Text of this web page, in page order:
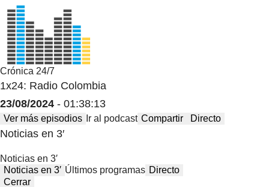
Crónica 24/7
1x24: Radio Colombia
23/08/2024 - 01:38:13
Ver más episodios Ir al podcast Compartir Directo
Noticias en 3′
Noticias en 3′
Noticias en 3′ Últimos programas Directo
Cerrar